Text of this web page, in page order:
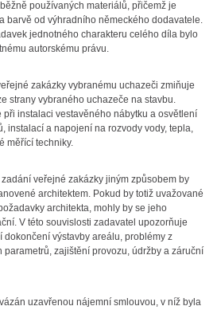
používaných materiálů, přičemž je
barvě od výhradního německého dodavatele.
jednotného charakteru celého díla bylo
autorskému právu.
zakázky vybranému uchazeči zmiňuje
strany vybraného uchazeče na stavbu.
instalaci vestavěného nábytku a osvětlení
instalací a napojení na rozvody vody, tepla,
měřící techniky.
veřejné zakázky jiným způsobem by
architektem. Pokud by totiž uvažované
architekta, mohly by se jeho
V této souvislosti zadavatel upozorňuje
dokončení výstavby areálu, problémy z
parametrů, zajištění provozu, údržby a záruční
uzavřenou nájemní smlouvou, v níž byla